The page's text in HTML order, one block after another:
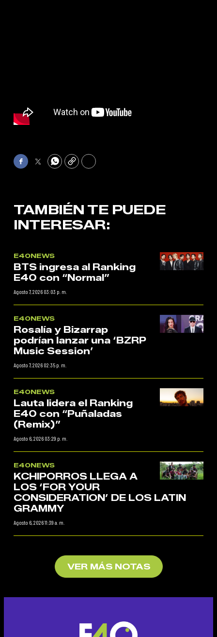
FacebookTwitterWhatsApp
Copy Print
TAMBIÉN TE PUEDE
INTERESAR:
E40NEWS
BTS ingresa al Ranking
E40 con “Normal”
Agosto 7, 2026 03:03 p. m.
E40NEWS
Rosalía y Bizarrap
podrían lanzar una ‘BZRP
Music Session’
Agosto 7, 2026 02:35 p. m.
E40NEWS
Lauta lidera el Ranking
E40 con “Puñaladas
(Remix)”
Agosto 6, 2026 03:29 p. m.
E40NEWS
KCHIPORROS LLEGA A
LOS ‘FOR YOUR
CONSIDERATION’ DE LOS LATIN
GRAMMY
Agosto 6, 2026 11:39 a. m.
VER MÁS NOTAS